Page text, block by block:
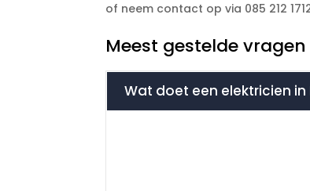
of neem contact op via 085 212
Meest gestelde vragen
Wat doet een elektricien